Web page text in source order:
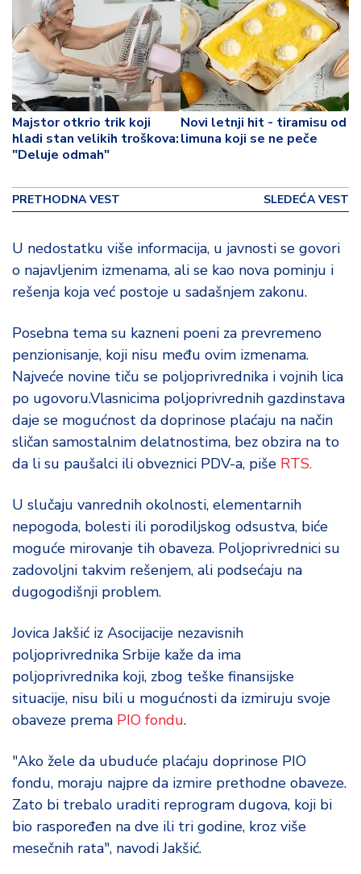
Majstor otkrio trik koji
hladi stan velikih troškova:
"Deluje odmah"
PRETHODNA VEST
Novi letnji hit - tiramisu od
limuna koji se ne peče
SLEDEĆA VEST
U nedostatku više informacija, u javnosti se govori
o najavljenim izmenama, ali se kao nova pominju i
rešenja koja već postoje u sadašnjem zakonu.
Posebna tema su kazneni poeni za prevremeno
penzionisanje, koji nisu među ovim izmenama.
Najveće novine tiču se poljoprivrednika i vojnih lica
po ugovoru.Vlasnicima poljoprivrednih gazdinstava
daje se mogućnost da doprinose plaćaju na način
sličan samostalnim delatnostima, bez obzira na to
da li su paušalci ili obveznici PDV-a, piše RTS.
U slučaju vanrednih okolnosti, elementarnih
nepogoda, bolesti ili porodiljskog odsustva, biće
moguće mirovanje tih obaveza. Poljoprivrednici su
zadovoljni takvim rešenjem, ali podsećaju na
dugogodišnji problem.
Jovica Jakšić iz Asocijacije nezavisnih
poljoprivrednika Srbije kaže da ima
poljoprivrednika koji, zbog teške finansijske
situacije, nisu bili u mogućnosti da izmiruju svoje
obaveze prema PIO fondu.
"Ako žele da ubuduće plaćaju doprinose PIO
fondu, moraju najpre da izmire prethodne obaveze.
Zato bi trebalo uraditi reprogram dugova, koji bi
bio raspoređen na dve ili tri godine, kroz više
mesečnih rata", navodi Jakšić.